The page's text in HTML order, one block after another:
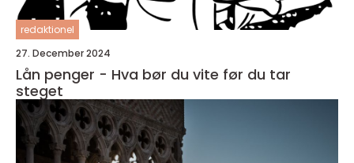
redaktionel
27. December 2024
Lån penger - Hva bør du vite før du tar
steget